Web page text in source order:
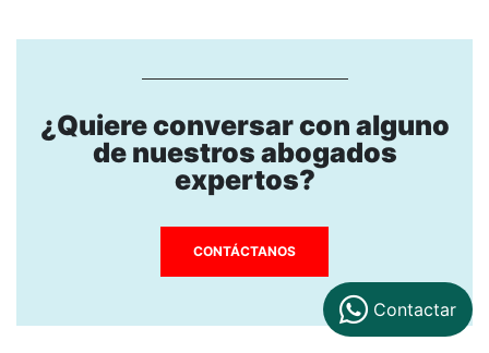
¿Quiere conversar con alguno
de nuestros abogados
expertos?
CONTÁCTANOS
Contactar